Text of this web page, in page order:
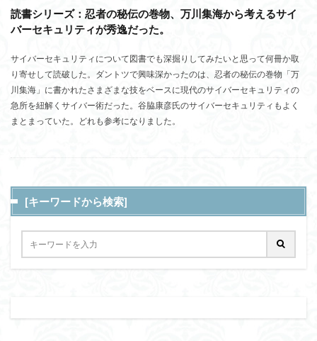
読書シリーズ：忍者の秘伝の巻物、万川集海から考えるサイ
バーセキュリティが秀逸だった。
サイバーセキュリティについて図書でも深掘りしてみたいと思って何冊か取
り寄せして読破した。ダントツで興味深かったのは、忍者の秘伝の巻物「万
川集海」に書かれたさまざまな技をベースに現代のサイバーセキュリティの
急所を紐解くサイバー術だった。谷脇康彦氏のサイバーセキュリティもよく
まとまっていた。どれも参考になりました。
[キーワードから検索]